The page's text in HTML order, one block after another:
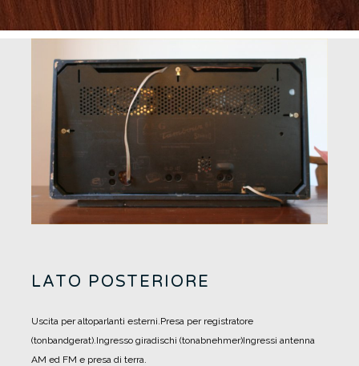
LATO POSTERIORE
Uscita per altoparlanti esterni.Presa per registratore
(tonbandgerat).Ingresso giradischi (tonabnehmer)Ingressi antenna
AM ed FM e presa di terra.